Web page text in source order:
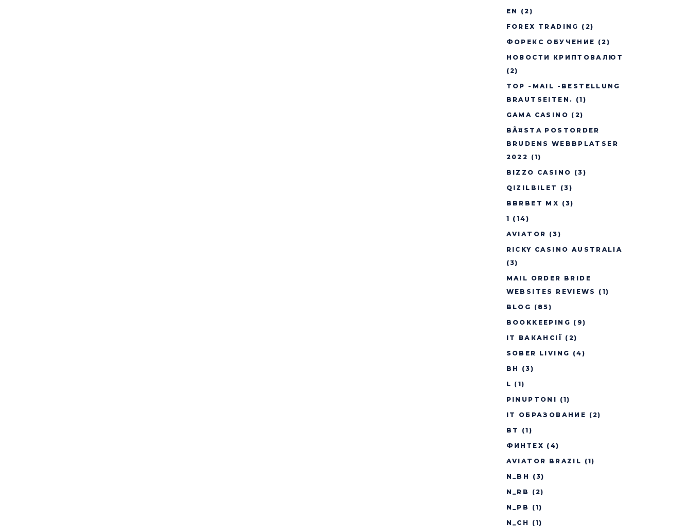
EN
(2)
FOREX TRADING (2)
ФОРЕКС ОБУЧЕНИЕ (2)
НОВОСТИ КРИПТОВАЛЮТ
(2)
TOP -MAIL -BESTELLUNG
BRAUTSEITEN. (1)
GAMA CASINO (2)
BÃ¤STA POSTORDER
BRUDENS WEBBPLATSER
2022 (1)
BIZZO CASINO (3)
QIZILBILET
(3)
BBRBET MX (3)
1 (14)
AVIATOR (3)
RICKY CASINO AUSTRALIA
(3)
MAIL ORDER BRIDE
WEBSITES REVIEWS
(1)
BLOG (85)
BOOKKEEPING (9)
IT ВАКАНСІЇ (2)
SOBER LIVING (4)
BH
(3)
L (1)
PINUPTONI (1)
IT ОБРАЗОВАНИЕ (2)
BT
(1)
ФИНТЕХ (4)
AVIATOR BRAZIL (1)
N_BH
(3)
N_RB
(2)
N_PB
(1)
N_CH
(1)